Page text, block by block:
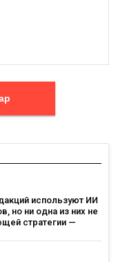
используют ИИ
но ни одна из них не
стратегии —